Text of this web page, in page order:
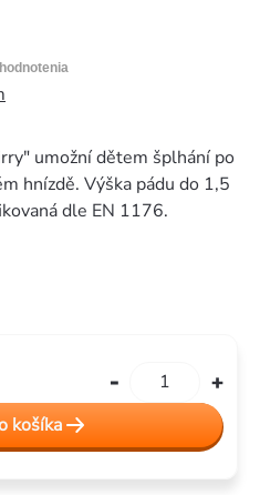
umožní dětem šplhání po
hnízdě. Výška pádu do 1,5
dle EN 1176.
košíka